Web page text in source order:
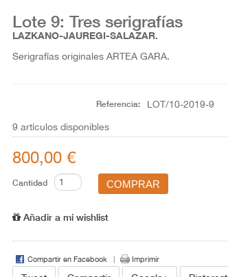
Lote 9: Tres serigrafías
LAZKANO-JAUREGI-SALAZAR.
Serigrafías originales ARTEA GARA.
Referencia: LOT/10-2019-9
9 artículos disponibles
800,00 €
Cantidad
Añadir a mi wishlist
Compartir en Facebook Imprimir